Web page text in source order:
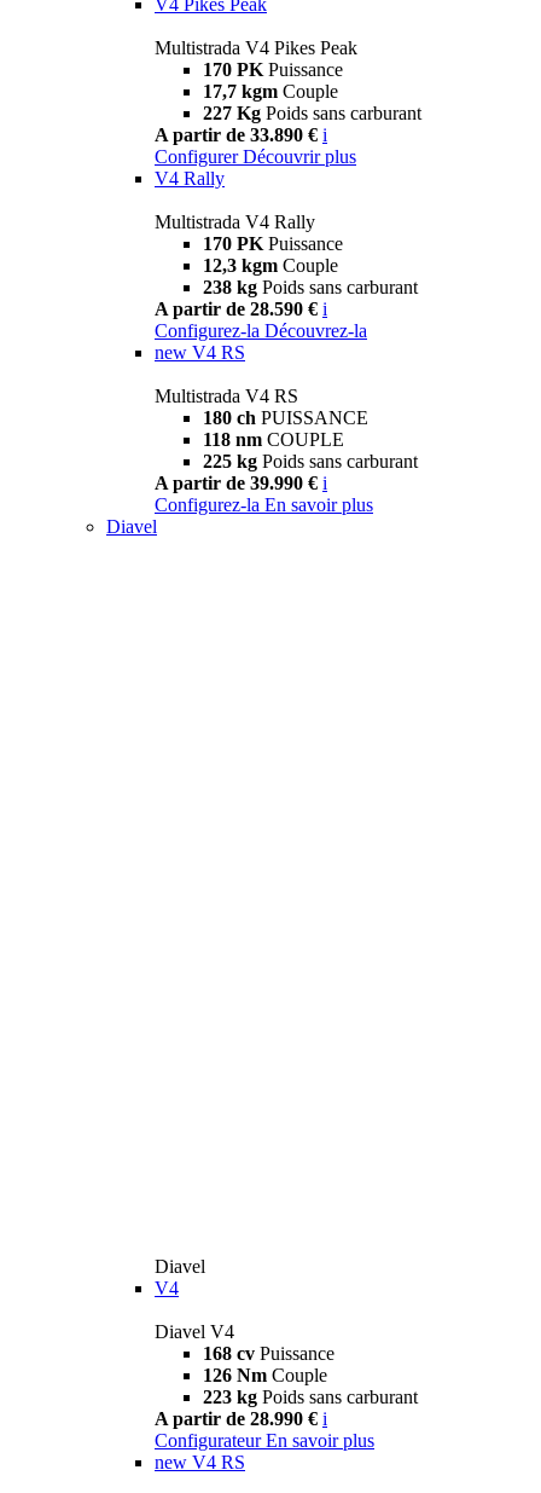
Multistrada V4 Pikes Peak
170 PK Puissance
17,7 kgm Couple
227 Kg Poids sans carburant
A partir de 33.890 € i
Configurer Découvrir plus
V4 Rally
Multistrada V4 Rally
170 PK Puissance
12,3 kgm Couple
238 kg Poids sans carburant
A partir de 28.590 € i
Configurez-la Découvrez-la
new V4 RS
Multistrada V4 RS
180 ch PUISSANCE
118 nm COUPLE
225 kg Poids sans carburant
A partir de 39.990 € i
Configurez-la En savoir plus
Diavel
Diavel
V4
Diavel V4
168 cv Puissance
126 Nm Couple
223 kg Poids sans carburant
A partir de 28.990 € i
Configurateur En savoir plus
new V4 RS